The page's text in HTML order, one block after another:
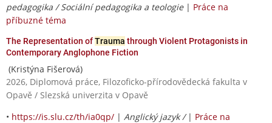
pedagogika / Sociální pedagogika a teologie| Práce na
příbuzné téma
The Representation ofTrauma through Violent Protagonists in
Contemporary Anglophone Fiction
(Kristýna Fišerová)
2026, Diplomová práce, Filozoficko-přírodovědecká fakulta v
Opavě / Slezská univerzita v Opavě
• https://is.slu.cz/th/ia0qp/ | Anglický jazyk / | Práce na